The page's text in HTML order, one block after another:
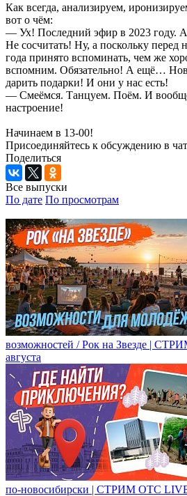
Как всегда, анализируем,
вот о чём:
— Ух! Последний эфир в 2023 году. А
Не сосчитать! Ну, а поскольку перед
года принято вспоминать, чем же
вспомним. Обязательно! А ещё…
дарить подарки! И они у нас есть!
— Смеёмся. Танцуем. Поём. И
настроение!
Начинаем в 13-00!
Присоединяйтесь к обсуждению в
Поделиться
Все выпуски
По дате По просмотрам
возможностей / Рок на Звезде |
августа
по-новосибирски | СТРИМ ОТС